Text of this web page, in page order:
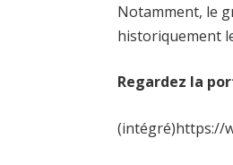
Notamment, le
historiquement
Regardez la
(intégré)https://